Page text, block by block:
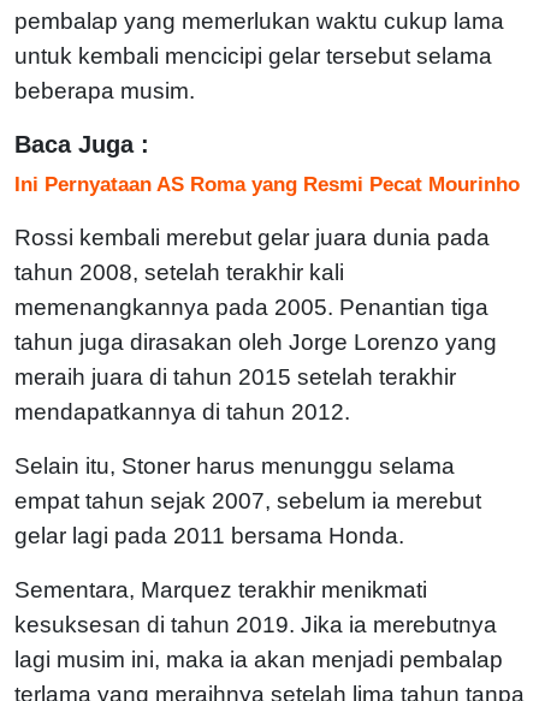
pembalap yang memerlukan waktu cukup lama
untuk kembali mencicipi gelar tersebut selama
beberapa musim.
Baca Juga :
Ini Pernyataan AS Roma yang Resmi Pecat Mourinho
Rossi kembali merebut gelar juara dunia pada
tahun 2008, setelah terakhir kali
memenangkannya pada 2005. Penantian tiga
tahun juga dirasakan oleh Jorge Lorenzo yang
meraih juara di tahun 2015 setelah terakhir
mendapatkannya di tahun 2012.
Selain itu, Stoner harus menunggu selama
empat tahun sejak 2007, sebelum ia merebut
gelar lagi pada 2011 bersama Honda.
Sementara, Marquez terakhir menikmati
kesuksesan di tahun 2019. Jika ia merebutnya
lagi musim ini, maka ia akan menjadi pembalap
terlama yang meraihnya setelah lima tahun tanpa